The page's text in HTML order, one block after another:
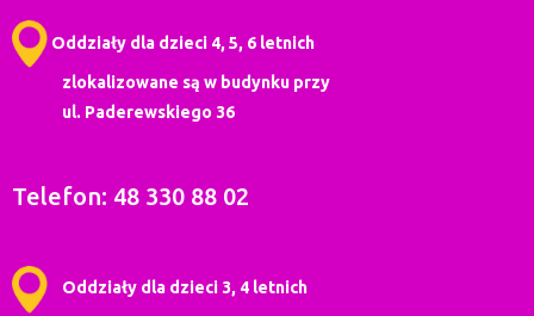
Oddziały dla dzieci 4, 5, 6 letnich
zlokalizowane są w budynku przy
ul. Paderewskiego 36
Telefon: 48 330 88 02
Oddziały dla dzieci 3, 4 letnich